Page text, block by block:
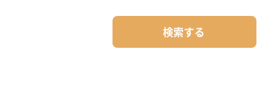
検索する